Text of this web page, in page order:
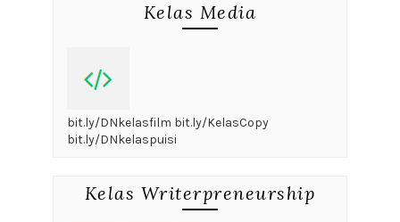
Kelas Media
bit.ly/DNkelasfilm bit.ly/KelasCopy
bit.ly/DNkelaspuisi
Kelas Writerpreneurship